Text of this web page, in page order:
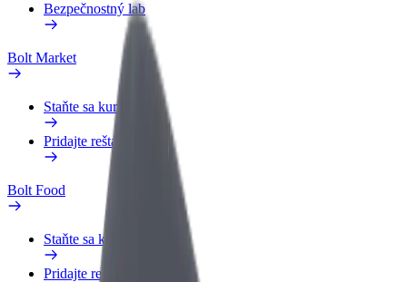
Bezpečnostný lab
Bolt Market
Staňte sa kuriérom
Pridajte reštauráciu
Bolt Food
Staňte sa kuriérom
Pridajte reštauráciu